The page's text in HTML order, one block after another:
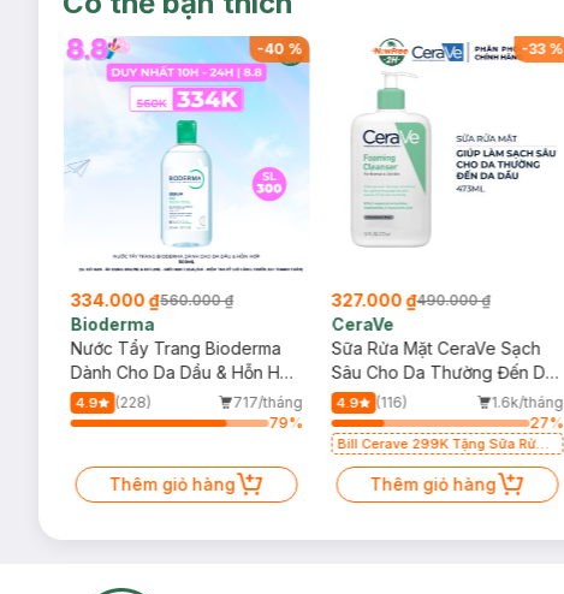
-40 %
334.000 ₫560.000 ₫
Bioderma
Nước Tẩy Trang Bioderma
Dành Cho Da Dầu & Hỗn Hợp
500ml
4.9 (228)
717/tháng
79%
Thêm giỏ hàng
-33%
327.000 ₫490.000 ₫
CeraVe
Sữa Rửa Mặt CeraVe Sạch
Sâu Cho Da Thường Đến Da
Dầu 473ml
4.9 (116)
1.6k/tháng
27%
Bill Cerave 299K Tặng Sữa Rửa
Mặt Cerave 30ml (SL có hạn)
Thêm giỏ hàng